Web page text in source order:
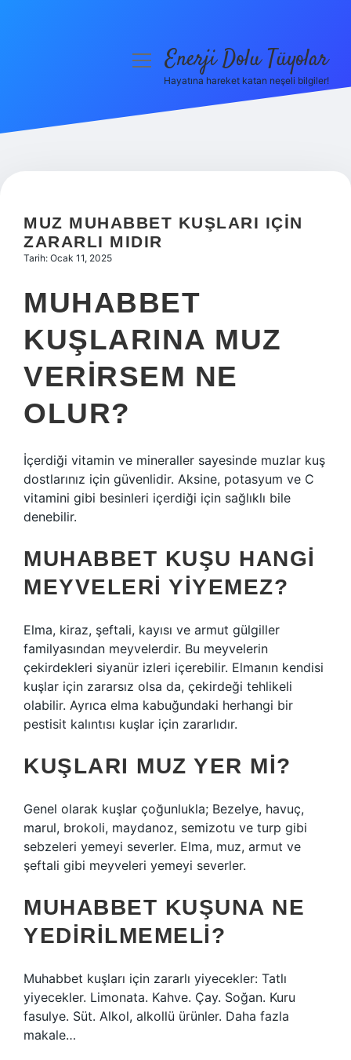
Hakkımızda
menüyüEnerji Dolu Tüyolar
Hayatına hareket katan neşeli bilgiler!
MUZ MUHABBET KUŞLARI IÇIN
ZARARLI MIDIR
Tarih: Ocak 11, 2025
MUHABBET
KUŞLARINA MUZ
VERIRSEM NE
OLUR?
İçerdiği vitamin ve mineraller sayesinde muzlar kuş
dostlarınız için güvenlidir. Aksine, potasyum ve C
vitamini gibi besinleri içerdiği için sağlıklı bile
denebilir.
MUHABBET KUŞU HANGI
MEYVELERI YIYEMEZ?
Elma, kiraz, şeftali, kayısı ve armut gülgiller
familyasından meyvelerdir. Bu meyvelerin
çekirdekleri siyanür izleri içerebilir. Elmanın kendisi
kuşlar için zararsız olsa da, çekirdeği tehlikeli
olabilir. Ayrıca elma kabuğundaki herhangi bir
pestisit kalıntısı kuşlar için zararlıdır.
KUŞLARI MUZ YER MI?
Genel olarak kuşlar çoğunlukla; Bezelye, havuç,
marul, brokoli, maydanoz, semizotu ve turp gibi
sebzeleri yemeyi severler. Elma, muz, armut ve
şeftali gibi meyveleri yemeyi severler.
MUHABBET KUŞUNA NE
YEDIRILMEMELI?
Muhabbet kuşları için zararlı yiyecekler: Tatlı
yiyecekler. Limonata. Kahve. Çay. Soğan. Kuru
fasulye. Süt. Alkol, alkollü ürünler. Daha fazla
makale…